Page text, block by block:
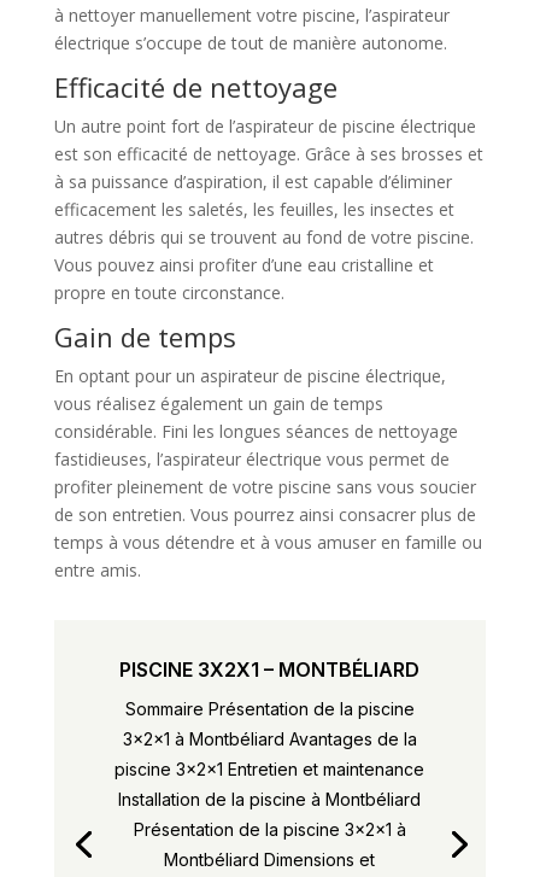
à nettoyer manuellement votre piscine, l’aspirateur
électrique s’occupe de tout de manière autonome.
Efficacité de nettoyage
Un autre point fort de l’aspirateur de piscine électrique
est son efficacité de nettoyage. Grâce à ses brosses et
à sa puissance d’aspiration, il est capable d’éliminer
efficacement les saletés, les feuilles, les insectes et
autres débris qui se trouvent au fond de votre piscine.
Vous pouvez ainsi profiter d’une eau cristalline et
propre en toute circonstance.
Gain de temps
En optant pour un aspirateur de piscine électrique,
vous réalisez également un gain de temps
considérable. Fini les longues séances de nettoyage
fastidieuses, l’aspirateur électrique vous permet de
profiter pleinement de votre piscine sans vous soucier
de son entretien. Vous pourrez ainsi consacrer plus de
temps à vous détendre et à vous amuser en famille ou
entre amis.
PISCINE 3X2X1 – MONTBÉLIARD
Sommaire Présentation de la piscine
3x2x1 à Montbéliard Avantages de la
piscine 3x2x1 Entretien et maintenance
Installation de la piscine à Montbéliard
Présentation de la piscine 3x2x1 à
Montbéliard Dimensions et